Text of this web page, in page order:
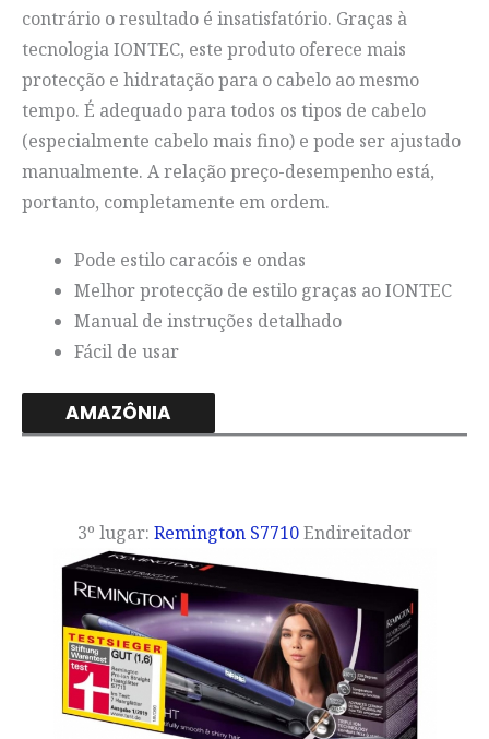
contrário o resultado é insatisfatório. Graças à
tecnologia IONTEC, este produto oferece mais
protecção e hidratação para o cabelo ao mesmo
tempo. É adequado para todos os tipos de cabelo
(especialmente cabelo mais fino) e pode ser ajustado
manualmente. A relação preço-desempenho está,
portanto, completamente em ordem.
Pode estilo caracóis e ondas
Melhor protecção de estilo graças ao IONTEC
Manual de instruções detalhado
Fácil de usar
AMAZÔNIA
3º lugar: Remington S7710Endireitador